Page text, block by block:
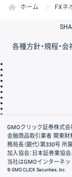
ホーム FXネ
各種方針・規程・会
会社案内
GMOクリック証券株式会
金融商品取引業者 関東財
務局長（銀代）第330号
加入協会：日本証券業協
当社はGMOインターネッ
© GMO CLICK Securities, Inc.